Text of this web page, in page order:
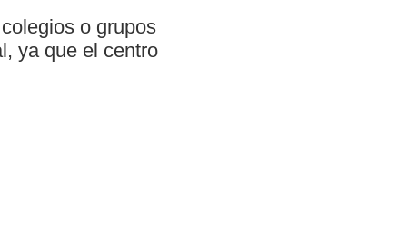
o grupos
ya que el centro